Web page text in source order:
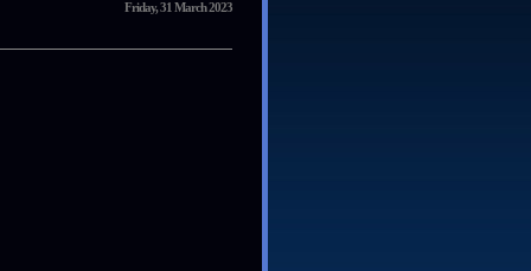
Friday, 31 March 2023